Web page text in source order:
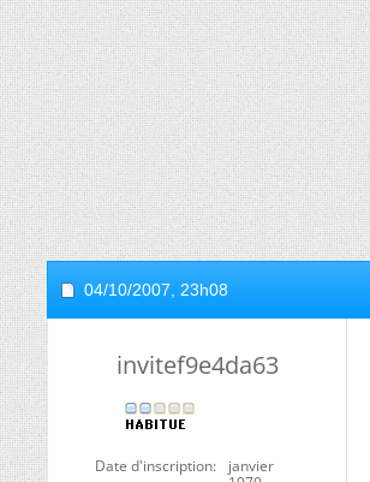
04/10/2007, 23h08
invitef9e4da63
Date d'inscription
janvier